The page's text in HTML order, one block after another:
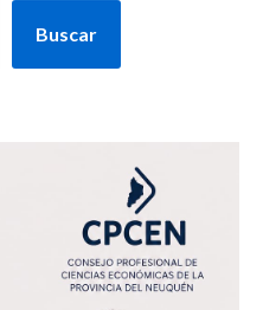
Buscar